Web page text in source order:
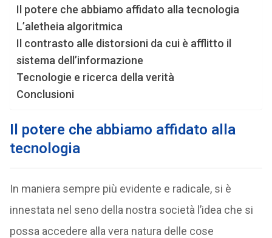
Il potere che abbiamo affidato alla tecnologia
L’aletheia algoritmica
Il contrasto alle distorsioni da cui è afflitto il
sistema dell’informazione
Tecnologie e ricerca della verità
Conclusioni
Il potere che abbiamo affidato alla
tecnologia
In maniera sempre più evidente e radicale, si è
innestata nel seno della nostra società l’idea che si
possa accedere alla vera natura delle cose